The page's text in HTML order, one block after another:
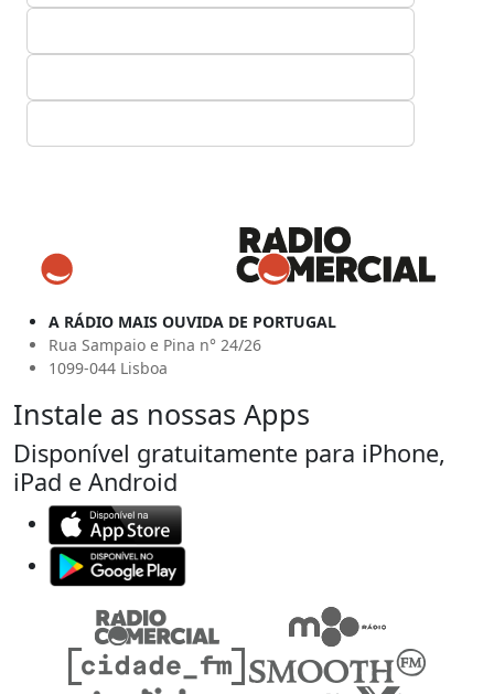
A RÁDIO MAIS OUVIDA DE PORTUGAL
Rua Sampaio e Pina n° 24/26
1099-044 Lisboa
Instale as nossas Apps
Disponível gratuitamente para iPhone,
iPad e Android